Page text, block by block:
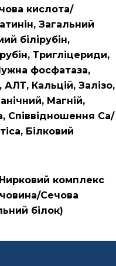
кислота/
Загальний
білірубін,
Тригліцериди,
фосфатаза,
Кальцій, Залізо,
Магній,
Співвідношення Са/
Білковий
комплекс
Сечова
білок)